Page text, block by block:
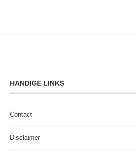
HANDIGE LINKS
Contact
Disclaimer